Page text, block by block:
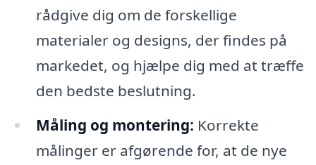
rådgive dig om de forskellige
materialer og designs, der findes på
markedet, og hjælpe dig med at træffe
den bedste beslutning.
Måling og montering: Korrekte
målinger er afgørende for, at de nye